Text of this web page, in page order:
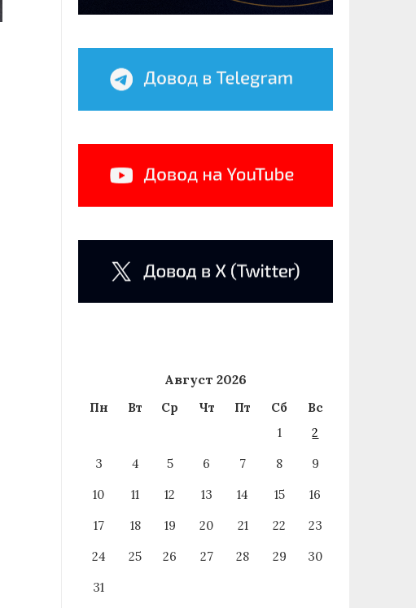
Август 2026
Пн Вт Ср Чт Пт Сб
Вс
1
2
3
4 5 6 7 8
9
10
11 12 13 14 15
16
17
18 19 20 21 22
23
24
25 26 27 28 29
30
31